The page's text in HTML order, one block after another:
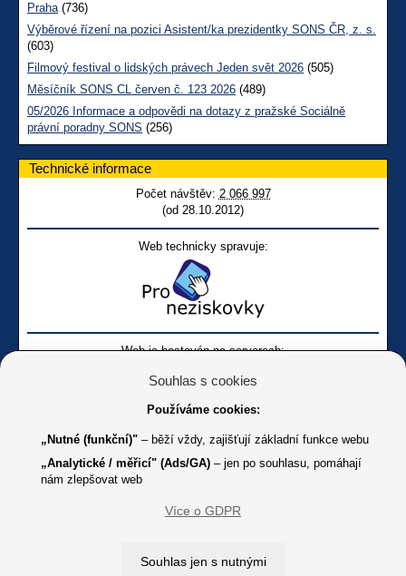
Praha(736)
Výběrové řízení na pozici Asistent/ka prezidentky SONS ČR, z. s.
(603)
Filmový festival o lidských právech Jeden svět 2026 (505)
Měsíčník SONS CL červen č. 123 2026 (489)
05/2026 Informace a odpovědi na dotazy z pražské Sociálně
právní poradny SONS (256)
Technické informace
Počet návštěv: 2 066 997
(od 28.10.2012)
Web technicky spravuje:
Web je hostován na serverech:
Online
Youtube SONS
K jakémukoliv užití textů a obrázků uvedených na tomto serveru je
Souhlas s cookies
Používáme cookies:
„Nutné (funkční)" – běží vždy, zajišťují základní funkce webu
„Analytické / měřicí" (Ads/GA) – jen po souhlasu, pomáhají
nám zlepšovat web
Více o GDPR
Souhlas jen s nutnými